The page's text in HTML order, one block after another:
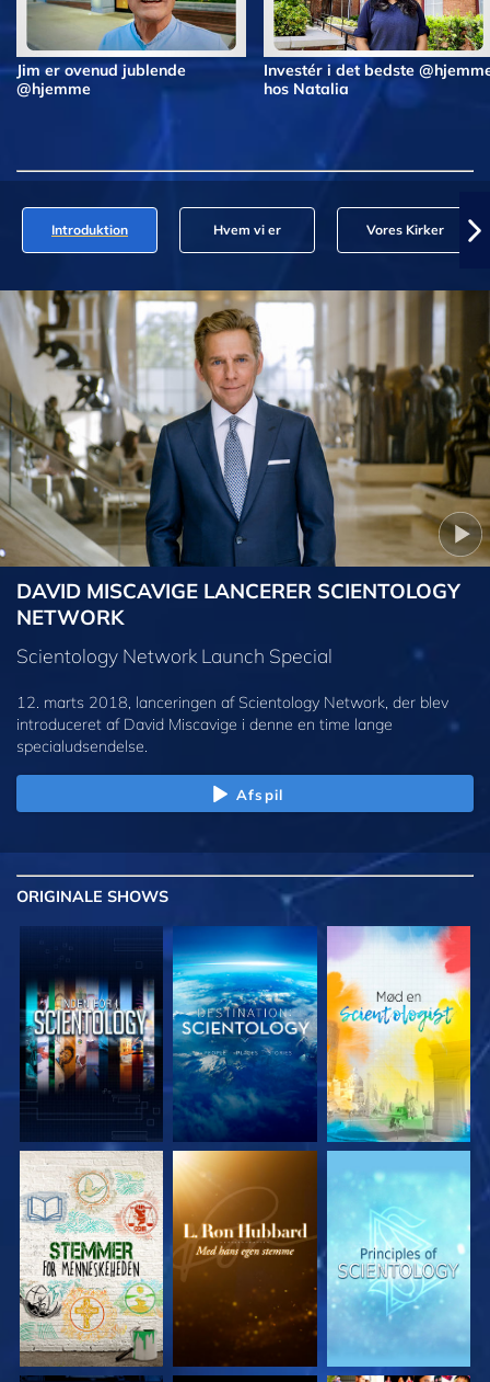
Jim er ovenud jublende
@hjemme
Investér i det bedste
hos Natalia
Introduktion Hvem vi er Vores Kirker
DAVID MISCAVIGE LANCERER SCIENTOLOGY
NETWORK
Scientology Network Launch Special
12. marts 2018, lanceringen af Scientology Network, der blev
introduceret af David Miscavige i denne en time lange
specialudsendelse.
Afspil
ORIGINALE SHOWS
UDFORSK SERIEN UDFORSK SERIEN UDFORSK SERIEN